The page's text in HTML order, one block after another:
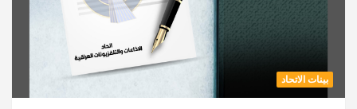
بينات الاتحاد